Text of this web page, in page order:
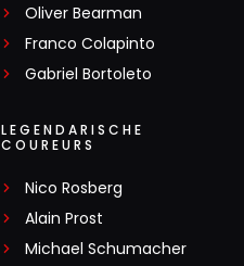
Oliver Bearman
Franco Colapinto
Gabriel Bortoleto
LEGENDARISCHE
COUREURS
Nico Rosberg
Alain Prost
Michael Schumacher